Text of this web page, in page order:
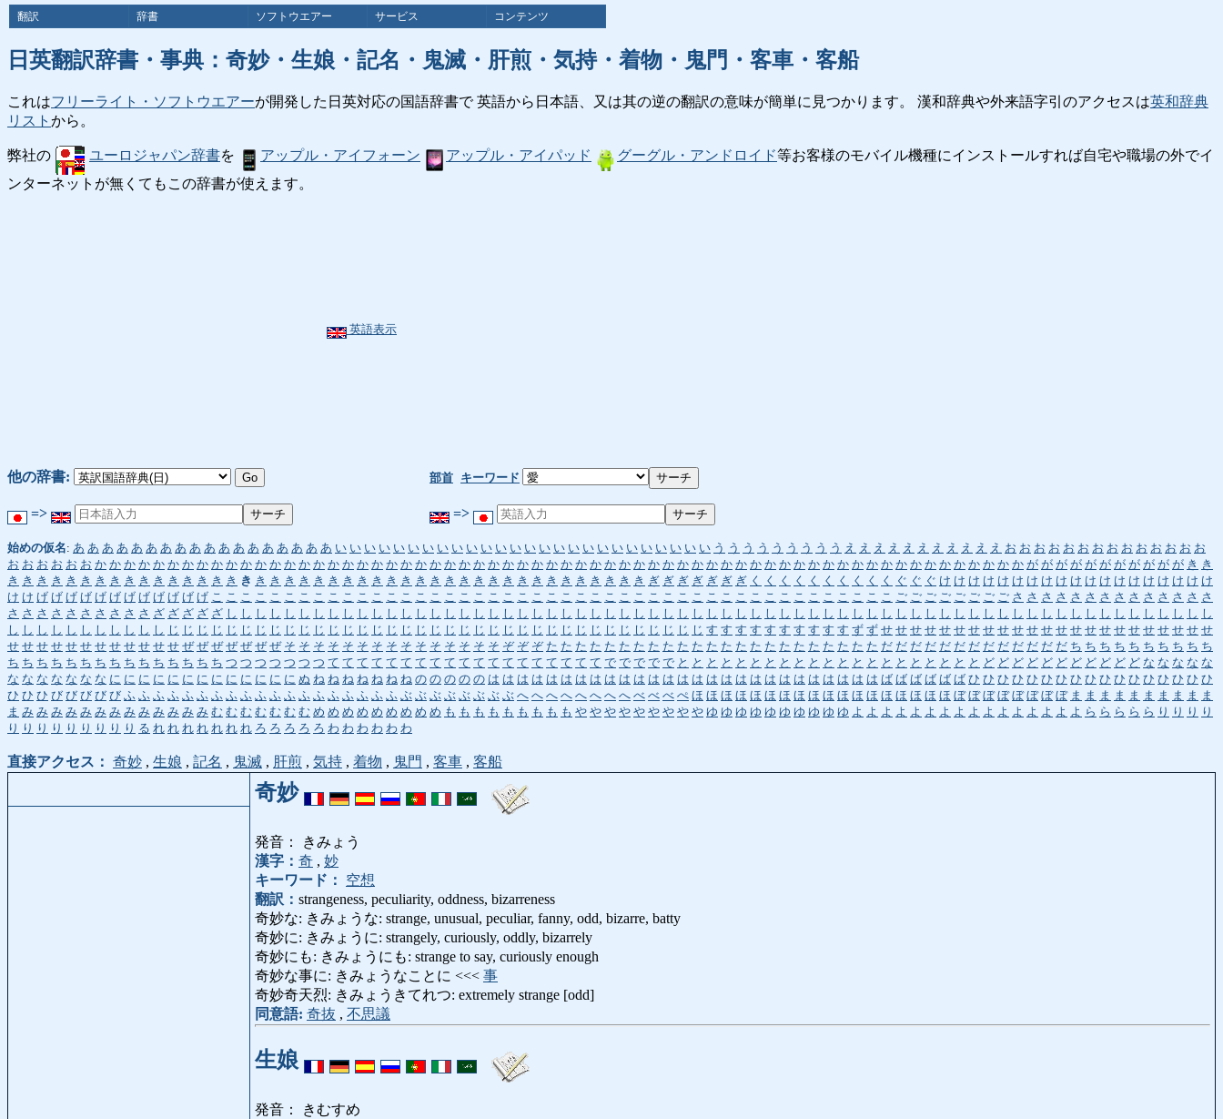
翻訳 辞書 ソフトウエアー サービス コンテンツ
日英翻訳辞書・事典：奇妙・生娘・記名・鬼滅・肝煎・気持・着物・鬼門・客車・客船
これはフリーライト・ソフトウエアーが開発した日英対応の国語辞書で 英語から日本語、又は其の逆の翻訳の意味が簡単に見つかります。 漢和辞典や外来語字引のアクセスは英和辞典
リスト から。
弊社の ユーロジャパン辞書を アップル・アイフォーン アップル・アイパッド グーグル・アンドロイド等お客様のモバイル機種にインストールすれば自宅や職場の外でイ
ンターネットが無くてもこの辞書が使えます。
英語表示
他の辞書: 部首 キーワード
=> =>
始めの仮名: あ あ あ あ あ あ あ あ あ あ あ あ あ あ あ あ あ あ い い い い い い い い い い い い い い い い い い い い い い い い い い う う う う う う う う う え え え え え え え え え え え お お お お お お お お お お お お お お
お お お お お お か か か か か か か か か か か か か か か か か か か か か か か か か か か か か か か か か か か か か か か か か か か か か か か か か か か か か か か か か か か か か か か か が が が が が が が が が が が き き
き き き き き き き き き き き き き き き き き き き き き き き き き き き き き き き き き き き き き き き き き き き き ぎ ぎ ぎ ぎ ぎ ぎ ぎ く く く く く く く く く く ぐ ぐ ぐ け け け け け け け け け け け け け け け け け け け
け け げ げ げ げ げ げ げ げ げ げ げ げ こ こ こ こ こ こ こ こ こ こ こ こ こ こ こ こ こ こ こ こ こ こ こ こ こ こ こ こ こ こ こ こ こ こ こ こ こ こ こ こ こ こ こ こ こ こ こ ご ご ご ご ご ご ご ご さ さ さ さ さ さ さ さ さ さ さ さ さ さ
さ さ さ さ さ さ さ さ さ さ ざ ざ ざ ざ ざ し し し し し し し し し し し し し し し し し し し し し し し し し し し し し し し し し し し し し し し し し し し し し し し し し し し し し し し し し し し し し し し し し し し し
し し し し し し し し し し し じ じ じ じ じ じ じ じ じ じ じ じ じ じ じ じ じ じ じ じ じ じ じ じ じ じ じ じ じ じ じ じ じ じ じ じ じ す す す す す す す す す す ず ず せ せ せ せ せ せ せ せ せ せ せ せ せ せ せ せ せ せ せ せ せ せ せ
せ せ せ せ せ せ せ せ せ せ せ せ ぜ ぜ ぜ ぜ ぜ ぜ ぜ そ そ そ そ そ そ そ そ そ そ そ そ そ そ そ ぞ ぞ ぞ た た た た た た た た た た た た た た た た た た た た た た た だ だ だ だ だ だ だ だ だ だ だ だ だ ち ち ち ち ち ち ち ち ち ち
ち ち ち ち ち ち ち ち ち ち ち ち ち ち ち つ つ つ つ つ つ つ て て て て て て て て て て て て て て て て て て て で で で で で と と と と と と と と と と と と と と と と と と と と と ど ど ど ど ど ど ど ど ど ど ど な な な な な
な な な な な な な に に に に に に に に に に に に に ぬ ね ね ね ね ね ね ね の の の の の は は は は は は は は は は は は は は は は は は は は は は は は は は は ば ば ば ば ば ば ひ ひ ひ ひ ひ ひ ひ ひ ひ ひ ひ ひ ひ ひ ひ ひ ひ
ひ ひ ひ び び び び び ふ ふ ふ ふ ふ ふ ふ ふ ふ ふ ふ ふ ふ ふ ふ ふ ふ ふ ふ ぶ ぶ ぶ ぶ ぶ ぶ ぶ ぶ へ へ へ へ へ へ へ へ べ べ べ ぺ ほ ほ ほ ほ ほ ほ ほ ほ ほ ほ ほ ほ ほ ほ ほ ほ ほ ほ ぼ ぼ ぼ ぼ ぼ ぼ ぼ ぼ ま ま ま ま ま ま ま ま ま ま
ま み み み み み み み み み み み み み む む む む む む む め め め め め め め め め も も も も も も も も も や や や や や や や や や ゆ ゆ ゆ ゆ ゆ ゆ ゆ ゆ ゆ ゆ よ よ よ よ よ よ よ よ よ よ よ よ よ よ よ よ ら ら ら ら ら り り り り
り り り り り り り り り る れ れ れ れ れ れ れ ろ ろ ろ ろ ろ わ わ わ わ わ わ
直接アクセス： 奇妙 , 生娘 , 記名 , 鬼滅 , 肝煎 , 気持 , 着物 , 鬼門 , 客車 , 客船
奇妙
発音： きみょう
漢字： 奇 , 妙
キーワード：
空想
翻訳： strangeness, peculiarity, oddness, bizarreness
奇妙な: きみょうな: strange, unusual, peculiar, fanny, odd, bizarre, batty
奇妙に: きみょうに: strangely, curiously, oddly, bizarrely
奇妙にも: きみょうにも: strange to say, curiously enough
奇妙な事に: きみょうなことに <<< 事
奇妙奇天烈: きみょうきてれつ: extremely strange [odd]
同意語: 奇抜 , 不思議
生娘
発音： きむすめ